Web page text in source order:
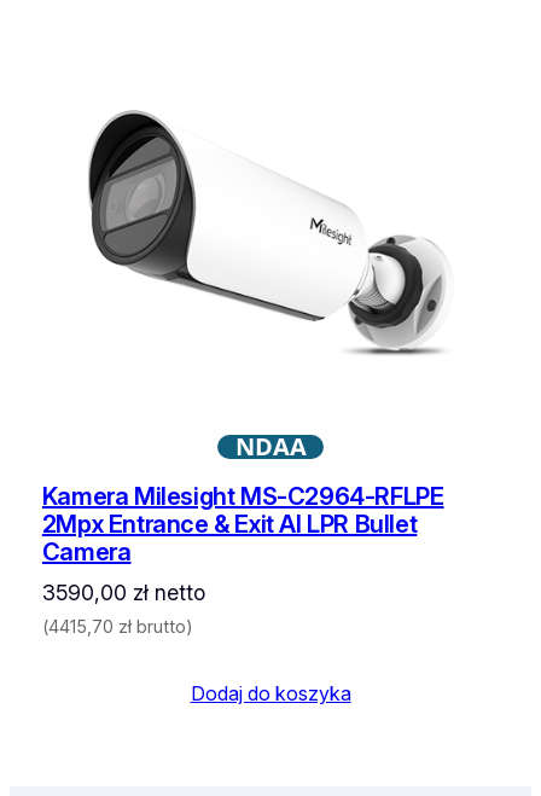
NDAA
Kamera Milesight MS-C2964-RFLPE
2Mpx Entrance & Exit AI LPR Bullet
Camera
3590,00 złnetto
(4415,70 złbrutto)
Dodaj do koszyka